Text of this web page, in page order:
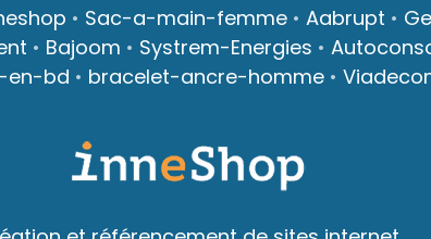
• Sac-a-main-femme • Aabrupt •
• Bajoom • Systrem-Energies •
en-bd • bracelet-ancre-homme •